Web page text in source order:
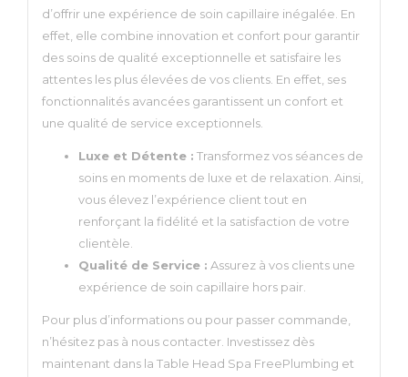
d’offrir une expérience de soin capillaire inégalée. En
effet, elle combine innovation et confort pour garantir
des soins de qualité exceptionnelle et satisfaire les
attentes les plus élevées de vos clients. En effet, ses
fonctionnalités avancées garantissent un confort et
une qualité de service exceptionnels.
Luxe et Détente : Transformez vos séances de
soins en moments de luxe et de relaxation. Ainsi,
vous élevez l’expérience client tout en
renforçant la fidélité et la satisfaction de votre
clientèle.
Qualité de Service : Assurez à vos clients une
expérience de soin capillaire hors pair.
Pour plus d’informations ou pour passer commande,
n’hésitez pas à nous contacter. Investissez dès
maintenant dans la Table Head Spa FreePlumbing et